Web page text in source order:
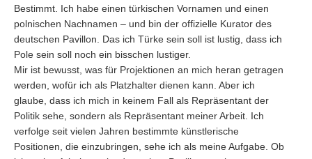
Bestimmt. Ich habe einen türkischen Vornamen und einen
polnischen Nachnamen – und bin der offizielle Kurator des
deutschen Pavillon. Das ich Türke sein soll ist lustig, dass ich
Pole sein soll noch ein bisschen lustiger.
Mir ist bewusst, was für Projektionen an mich heran getragen
werden, wofür ich als Platzhalter dienen kann. Aber ich
glaube, dass ich mich in keinem Fall als Repräsentant der
Politik sehe, sondern als Repräsentant meiner Arbeit. Ich
verfolge seit vielen Jahren bestimmte künstlerische
Positionen, die einzubringen, sehe ich als meine Aufgabe. Ob